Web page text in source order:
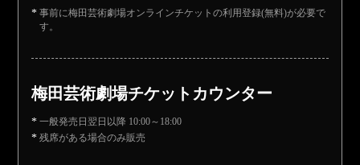
事前に梅田芸術劇場オンラインチケットの利用登録(無料)が必要で
す。
梅田芸術劇場チケットカウンター
一般発売日翌日以降 10:00～18:00
残席がある場合のみ販売